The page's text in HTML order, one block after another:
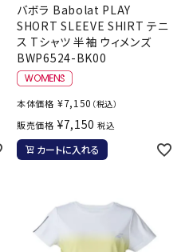
バボラ Babolat PLAY
SHORT SLEEVE SHIRT テニ
ス Tシャツ 半袖 ウィメンズ
BWP6524-BK00
本体価格 ¥7,150 （税込）
販売価格 ¥7,150 税込
カートに入れる